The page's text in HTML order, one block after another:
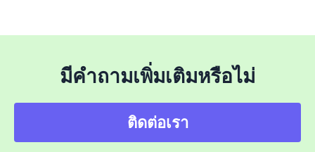
มีคำถามเพิ่มเติมหรือไม่
ติดต่อเรา